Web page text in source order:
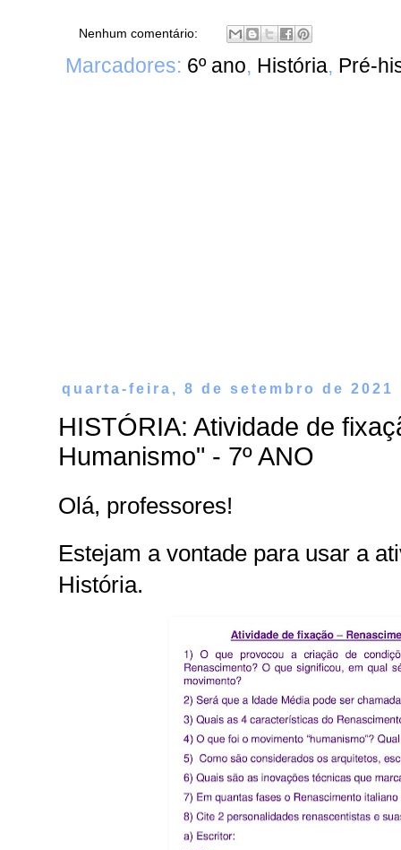
Nenhum comentário:
Marcadores: 6º ano, História, Pré-
quarta-feira, 8 de setembro de 2021
HISTÓRIA: Atividade de
Humanismo" - 7º ANO
Olá, professores!
Estejam a vontade para usar a
História.